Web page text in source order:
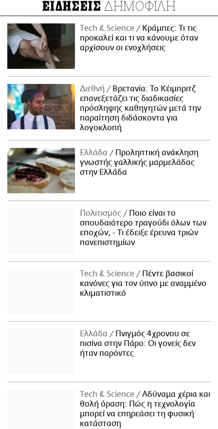
ΕΙΔΗΣΕΙΣ ΔΗΜΟΦΙΛΗ
Τech & Science
Κράμπες: Τι τις
προκαλεί και τι να κάνουμε όταν
αρχίσουν οι ενοχλήσεις
Διεθνή
Βρετανία: Το Κέιμπριτζ
επανεξετάζει τις διαδικασίες
πρόσληψης καθηγητών μετά την
παραίτηση διδάσκοντα για
λογοκλοπή
Ελλάδα
Προληπτική ανάκληση
γνωστής γαλλικής μαρμελάδας
στην Ελλάδα
Πολιτισμός
Ποιο είναι το
σπουδαιότερο τραγούδι όλων των
εποχών; - Τι έδειξε έρευνα τριών
πανεπιστημίων
Τech & Science
Πέντε βασικοί
κανόνες για τον ύπνο με αναμμένο
κλιματιστικό
Ελλάδα
Πνιγμός 4χρονου σε
πισίνα στην Πάρο: Οι γονείς δεν
ήταν παρόντες
Τech & Science
Αδύναμα χέρια και
θολή όραση: Πώς η τεχνολογία
μπορεί να επηρεάσει τη φυσική
κατάσταση